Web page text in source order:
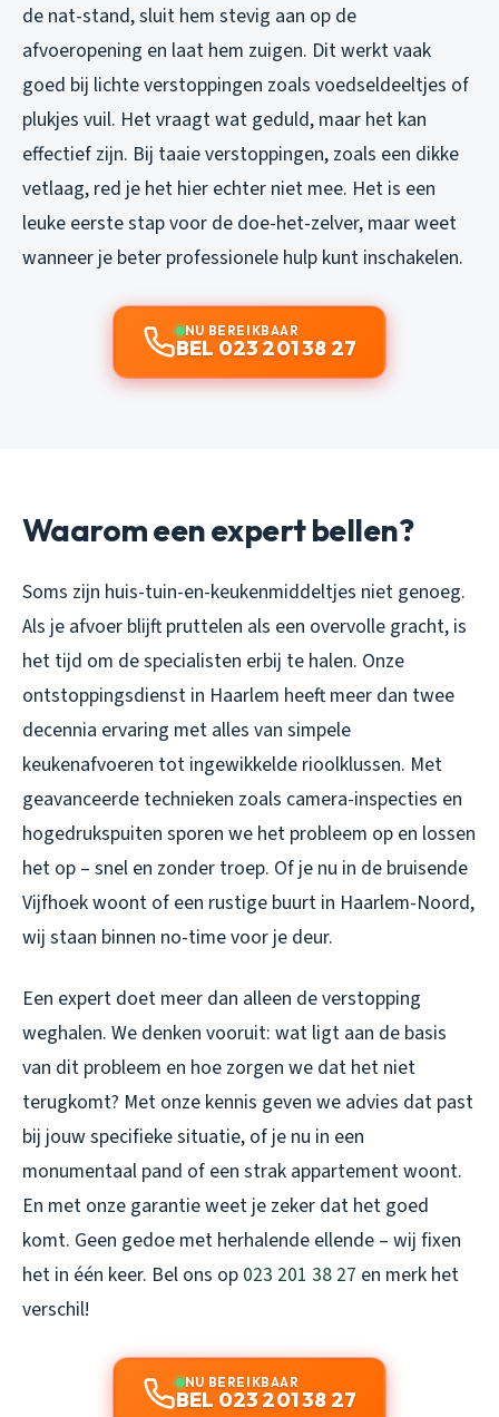
de nat-stand, sluit hem stevig aan op de
afvoeropening en laat hem zuigen. Dit werkt vaak
goed bij lichte verstoppingen zoals voedseldeeltjes of
plukjes vuil. Het vraagt wat geduld, maar het kan
effectief zijn. Bij taaie verstoppingen, zoals een dikke
vetlaag, red je het hier echter niet mee. Het is een
leuke eerste stap voor de doe-het-zelver, maar weet
wanneer je beter professionele hulp kunt inschakelen.
NU BEREIKBAAR
BEL 023 201 38 27
Waarom een expert bellen?
Soms zijn huis-tuin-en-keukenmiddeltjes niet genoeg.
Als je afvoer blijft pruttelen als een overvolle gracht, is
het tijd om de specialisten erbij te halen. Onze
ontstoppingsdienst in Haarlem heeft meer dan twee
decennia ervaring met alles van simpele
keukenafvoeren tot ingewikkelde rioolklussen. Met
geavanceerde technieken zoals camera-inspecties en
hogedrukspuiten sporen we het probleem op en lossen
het op – snel en zonder troep. Of je nu in de bruisende
Vijfhoek woont of een rustige buurt in Haarlem-Noord,
wij staan binnen no-time voor je deur.
Een expert doet meer dan alleen de verstopping
weghalen. We denken vooruit: wat ligt aan de basis
van dit probleem en hoe zorgen we dat het niet
terugkomt? Met onze kennis geven we advies dat past
bij jouw specifieke situatie, of je nu in een
monumentaal pand of een strak appartement woont.
En met onze garantie weet je zeker dat het goed
komt. Geen gedoe met herhalende ellende – wij fixen
het in één keer. Bel ons op 023 201 38 27 en merk het
verschil!
NU BEREIKBAAR
BEL 023 201 38 27